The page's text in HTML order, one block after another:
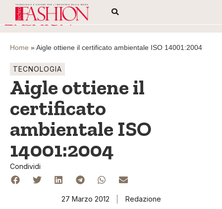
Home »Aigle ottiene il certificato ambientale ISO 14001:2004
TECNOLOGIA
Aigle ottiene il
certificato
ambientale ISO
14001:2004
Condividi
27 Marzo 2012 Redazione